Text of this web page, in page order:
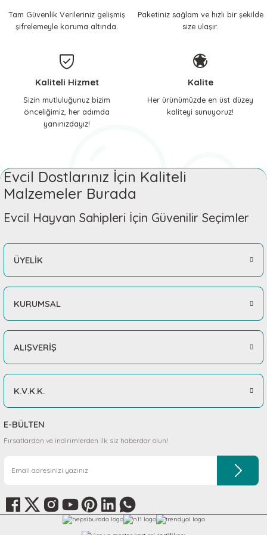
ve Soğutucu Matlar
Tam Güvenlik Verileriniz gelişmiş
şifrelemeyle koruma altında.
Paketiniz sağlam ve hızlı bir şekilde
size ulaşır.
Kaliteli Hizmet
Sizin mutluluğunuz bizim
önceliğimiz, her adımda
yanınızdayız!
Kalite
Her ürünümüzde en üst düzey
kaliteyi sunuyoruz!
Evcil Dostlarınız İçin Kaliteli
Malzemeler Burada
Evcil Hayvan Sahipleri İçin Güvenilir Seçimler
ÜYELİK
KURUMSAL
ALIŞVERİŞ
K.V.K.K.
E-BÜLTEN
Fırsatlardan ve indirimlerden ilk siz haberdar olun!